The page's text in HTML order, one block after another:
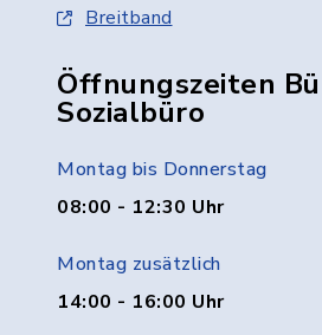
Breitband
Öffnungszeiten
Sozialbüro
Montag bis Donnerstag
08:00 - 12:30 Uhr
Montag zusätzlich
14:00 - 16:00 Uhr